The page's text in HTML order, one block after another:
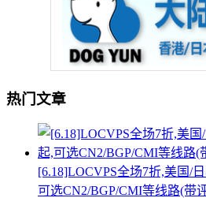
热门文章
[6.18]LOCVPS全场7折,美国/
可选CN2/BGP/CMI等线路(带